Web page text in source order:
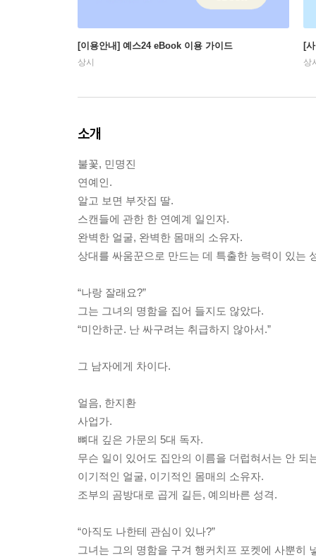
[이용안내] 예스24 eBook 이용 가이드
상시
[
상
소개
불꽃, 민명진
연예인.
알고 보면 부잣집 딸.
스캔들에 관한 한 연예계 일인자.
완벽한 얼굴, 완벽한 몸매의 소유자.
상대를 싸움꾼으로 만드는 데 특출한 능력이 있는
“나랑 잘래요?”
그는 그녀의 명함을 집어 들지도 않았다.
“미안하군. 난 싸구려는 취급하지 않아서.”
그 남자에게 차이다.
얼음, 한지환
사업가.
뼈대 깊은 가문의 5대 독자.
무슨 일이 있어도 집안의 이름을 더럽혀서는 안 되
이기적인 얼굴, 이기적인 몸매의 소유자.
조부의 곰방대로 곱게 길든, 예의바른 성격.
“아직도 나한테 관심이 있나?”
그녀는 그의 명함을 구겨 행커치프 포켓에 사뿐히